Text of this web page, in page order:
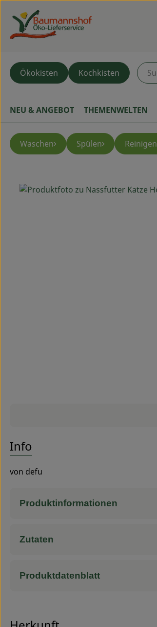
Ökokisten Kochkisten
NEU & ANGEBOT THEMENWELTEN
Waschen Spülen Reinigen
Info
von defu
Produktinformationen
Zutaten
Produktdatenblatt